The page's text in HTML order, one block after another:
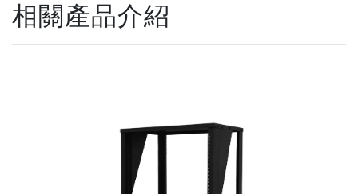
相關產品介紹